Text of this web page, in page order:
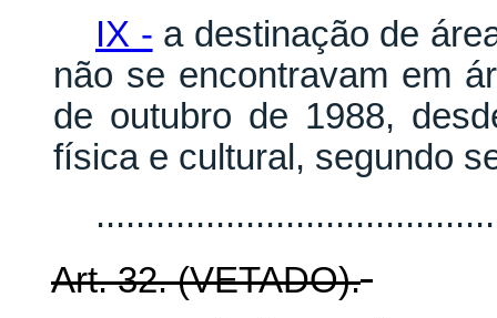
IX - a destinação de
não se encontravam em
de outubro de 1988,
física e cultural, segundo
Art. 32. (VETADO).